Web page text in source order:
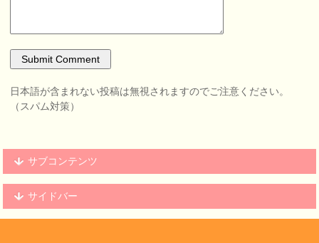
日本語が含まれない投稿は無視されますのでご注意ください。
（スパム対策）
サブコンテンツ
サイドバー